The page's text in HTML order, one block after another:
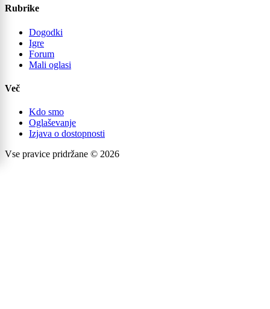
Rubrike
Dogodki
Igre
Forum
Mali oglasi
Več
Kdo smo
Oglaševanje
Izjava o dostopnosti
Vse pravice pridržane © 2026